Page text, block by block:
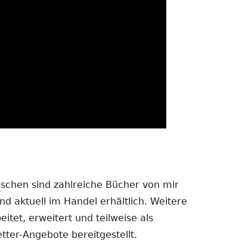
sind zahlreiche Bücher von mir
aktuell im Handel erhältlich. Weitere
erweitert und teilweise als
Angebote bereitgestellt.